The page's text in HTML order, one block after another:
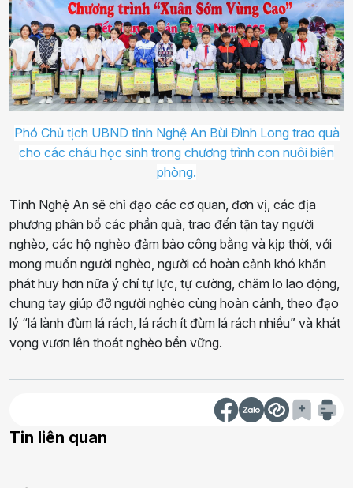
Phó Chủ tịch UBND tỉnh Nghệ An Bùi Đình Long trao quà
cho các cháu học sinh trong chương trình con nuôi biên
phòng.
Tỉnh Nghệ An sẽ chỉ đạo các cơ quan, đơn vị, các địa
phương phân bổ các phần quà, trao đến tận tay người
nghèo, các hộ nghèo đảm bảo công bằng và kịp thời, với
mong muốn người nghèo, người có hoàn cảnh khó khăn
phát huy hơn nữa ý chí tự lực, tự cường, chăm lo lao động,
chung tay giúp đỡ người nghèo cùng hoàn cảnh, theo đạo
lý “lá lành đùm lá rách, lá rách ít đùm lá rách nhiều” và khát
vọng vươn lên thoát nghèo bền vững.
Tin liên quan